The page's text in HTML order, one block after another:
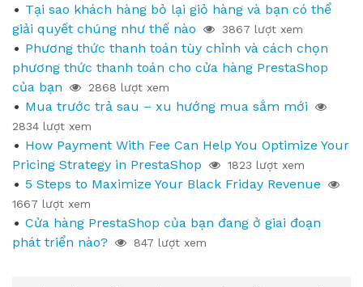
Tại sao khách hàng bỏ lại giỏ hàng và bạn có thể
giải quyết chúng như thế nào
3867 lượt xem
Phương thức thanh toán tùy chỉnh và cách chọn
phương thức thanh toán cho cửa hàng PrestaShop
của bạn
2868 lượt xem
Mua trước trả sau – xu hướng mua sắm mới
2834 lượt xem
How Payment With Fee Can Help You Optimize Your
Pricing Strategy in PrestaShop
1823 lượt xem
5 Steps to Maximize Your Black Friday Revenue
1667 lượt xem
Cửa hàng PrestaShop của bạn đang ở giai đoạn
phát triển nào?
847 lượt xem